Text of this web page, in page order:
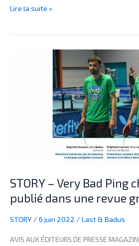
Lire la suite »
STORY – Very Bad Ping
publié dans une revue
STORY / 6 juin 2022 / Last & Badus
AVIS AUX ÉDITEURS DE PRESSE
revue
grand